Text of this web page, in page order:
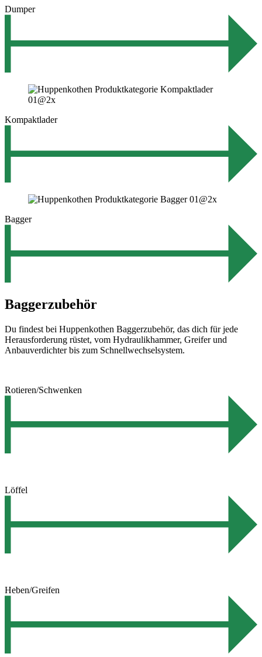
Dumper
Kompaktlader
Bagger
Baggerzubehör
Du findest bei Huppenkothen Baggerzubehör, das dich für jede
Herausforderung rüstet, vom Hydraulikhammer, Greifer und
Anbauverdichter bis zum Schnellwechselsystem.
Rotieren/Schwenken
Löffel
Heben/Greifen